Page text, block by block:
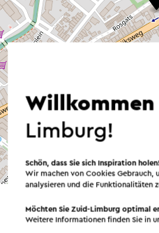
→ Planen Sie Ihre
Willkommen
Limburg!
Schön, dass Sie sich Inspiration
Wir machen von Cookies Gebrauch,
analysieren und die Funktionalitäten
Möchten Sie Zuid-Limburg optimal
Weitere Informationen finden Sie in